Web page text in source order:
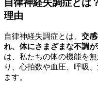
自律神経失調症とは
理由
自律神経失調症とは、 交
れ、体にさまざまな不調
は、私たちの体の機能を
り、心拍数や血圧、呼吸
ます。